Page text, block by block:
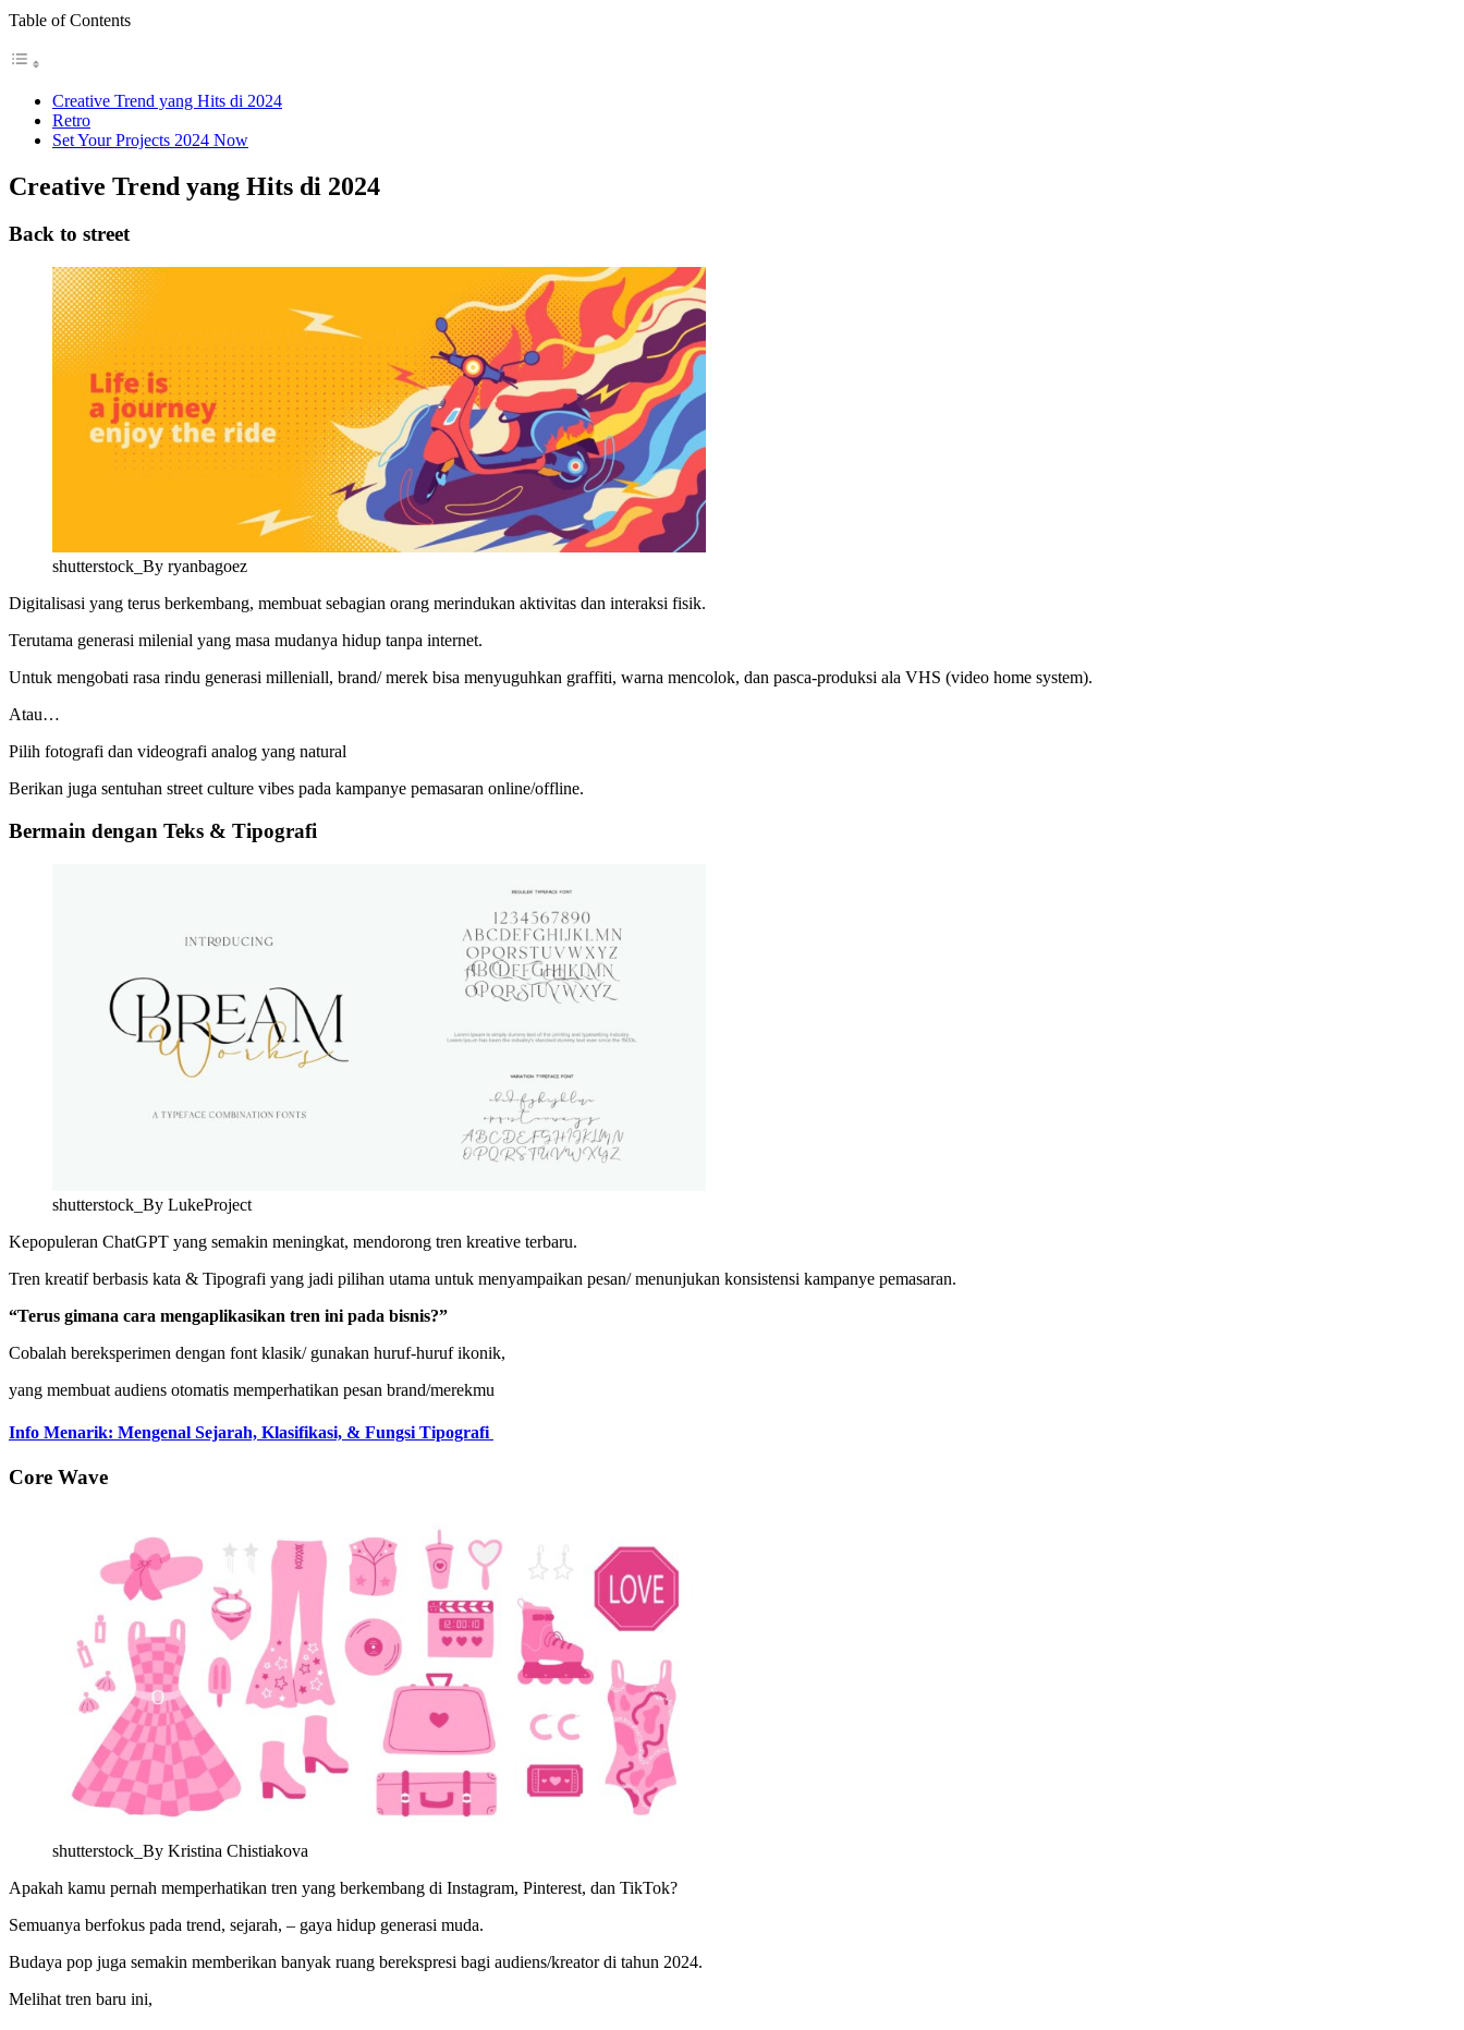
Table of Contents
Creative Trend yang Hits di 2024
Retro
Set Your Projects 2024 Now
Creative Trend yang Hits di 2024
Back to street
shutterstock_By ryanbagoez
Digitalisasi yang terus berkembang, membuat sebagian orang merindukan aktivitas dan interaksi fisik.
Terutama generasi milenial yang masa mudanya hidup tanpa internet.
Untuk mengobati rasa rindu generasi milleniall, brand/ merek bisa menyuguhkan graffiti, warna mencolok, dan pasca-produksi ala VHS (video home system).
Atau…
Pilih fotografi dan videografi analog yang natural
Berikan juga sentuhan street culture vibes pada kampanye pemasaran online/offline.
Bermain dengan Teks & Tipografi
shutterstock_By LukeProject
Kepopuleran ChatGPT yang semakin meningkat, mendorong tren kreative terbaru.
Tren kreatif berbasis kata & Tipografi yang jadi pilihan utama untuk menyampaikan pesan/ menunjukan konsistensi kampanye pemasaran.
“Terus gimana cara mengaplikasikan tren ini pada bisnis?”
Cobalah bereksperimen dengan font klasik/ gunakan huruf-huruf ikonik,
yang membuat audiens otomatis memperhatikan pesan brand/merekmu
Info Menarik: Mengenal Sejarah, Klasifikasi, & Fungsi Tipografi
Core Wave
shutterstock_By Kristina Chistiakova
Apakah kamu pernah memperhatikan tren yang berkembang di Instagram, Pinterest, dan TikTok?
Semuanya berfokus pada trend, sejarah, – gaya hidup generasi muda.
Budaya pop juga semakin memberikan banyak ruang berekspresi bagi audiens/kreator di tahun 2024.
Melihat tren baru ini,